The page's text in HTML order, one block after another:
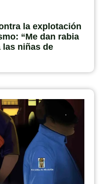
la explotación
“Me dan rabia
niñas de